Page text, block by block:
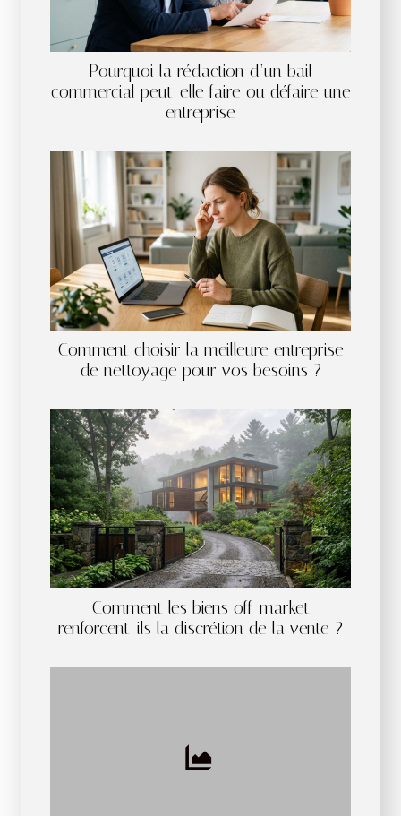
Pourquoi la rédaction d’un bail
commercial peut-elle faire ou défaire une
entreprise
Comment choisir la meilleure entreprise
de nettoyage pour vos besoins ?
Comment les biens off-market
renforcent-ils la discrétion de la vente ?